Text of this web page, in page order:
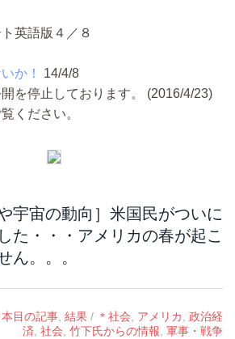
英語版４／８
か！
14/4/8
を停止しております。 (2016/4/23)
ください。
宇宙の動向］米国民がついに
た・・・アメリカの春が起こ
ん。。。
本目の記事, 結果 / ＊社会, アメリカ, 政治経
済, 社会, 竹下氏からの情報, 軍事・戦争